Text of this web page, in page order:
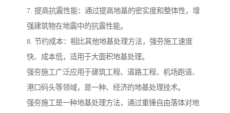
7. 提高抗震性能：通过提高地基的密实度和整体性，增
强建筑物在地震中的抗震性能。
8. 节约成本：相比其他地基处理方法，强夯施工速度
快、成本低，适用于大面积地基处理。
强夯施工广泛应用于建筑工程、道路工程、机场跑道、
港口码头等领域，是一种、经济的地基处理技术。
强夯施工是一种地基处理方法，通过重锤自由落体对地